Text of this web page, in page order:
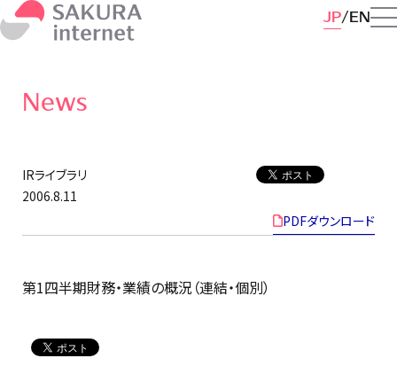
JP EN
News
IRライブラリ
2006.8.11
PDFダウンロード
第1四半期財務・業績の概況（連結・個別）